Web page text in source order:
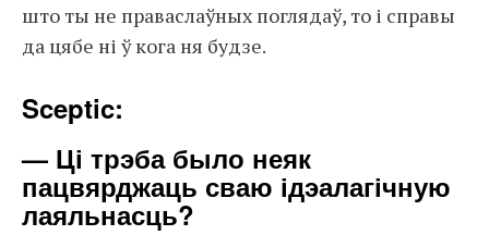
што ты не праваслаўных поглядаў, то і справы
да цябе ні ў кога ня будзе.
Sceptic:
— Ці трэба было неяк
пацвярджаць сваю ідэалагічную
лаяльнасць?